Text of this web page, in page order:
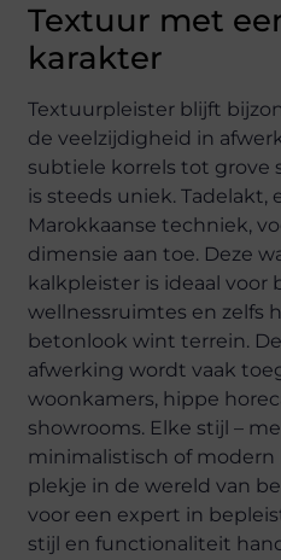
Textuur met
karakter
Textuurpleister blijft
de veelzijdigheid in
subtiele korrels tot grove
is steeds uniek. Tadelakt,
Marokkaanse techniek,
dimensie aan toe. Deze
kalkpleister is ideaal voor
wellnessruimtes en zelfs
betonlook wint terrein.
afwerking wordt vaak
woonkamers, hippe
showrooms. Elke stijl –
minimalistisch of modern
plekje in de wereld van
voor een expert in
stijl en functionaliteit